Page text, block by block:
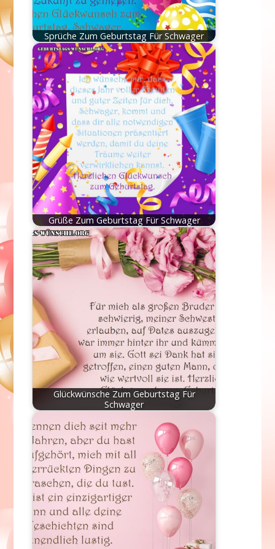
Sprüche Zum Geburtstag Für Schwager
Grüße Zum Geburtstag Für Schwager
Glückwünsche Zum Geburtstag Für
Schwager